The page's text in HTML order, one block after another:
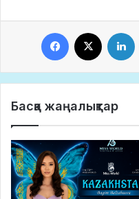
Facebook
Басқа жаңалықтар